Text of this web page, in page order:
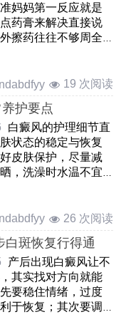
妈妈第一反应就是
药膏来解决直接说
擦药往往不够周全
19 次阅读
护要点
白癜风的护理细节直
状态的稳定与恢复
皮肤保护，尽量减
，洗澡时水温不宜
26 次阅读
白斑恢复行得通
产后出现白癜风让不
其实找对方向就能
要稳住情绪，过度
于恢复；其次要调